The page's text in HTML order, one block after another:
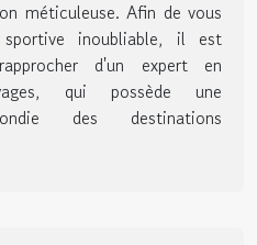
méticuleuse. Afin de vous
inoubliable, il est
d'un expert en
qui possède une
des destinations